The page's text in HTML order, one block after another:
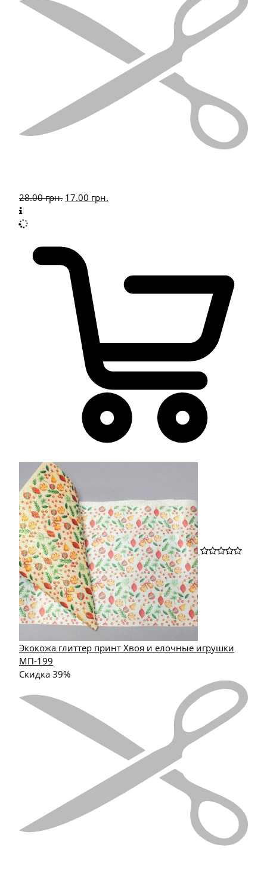
28.00грн. 17.00 грн.
Экокожа глиттер принт Хвоя и елочные игрушки
МП-199
Скидка 39%